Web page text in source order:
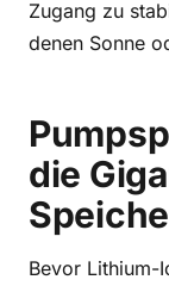
Zugang zu
denen Sonne
die
Bevor Lithium-